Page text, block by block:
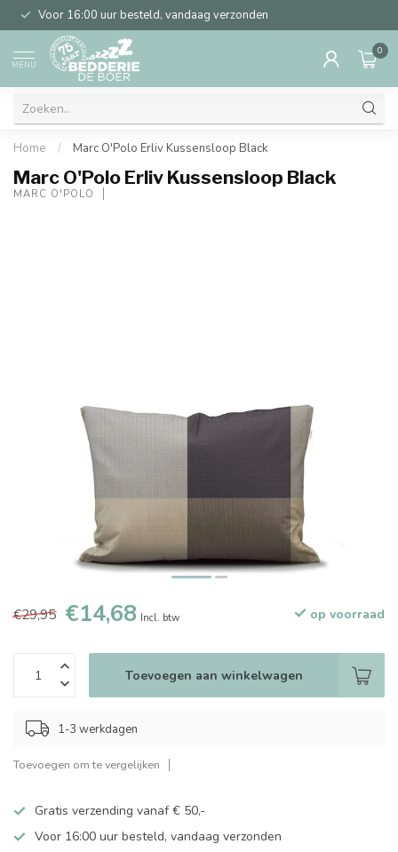
Voor 16:00 uur besteld, vandaag verzonden
MENU
0
Home / Marc O'Polo Erliv Kussensloop Black
Marc O'Polo Erliv Kussensloop Black
MARC O'POLO
€29,95 €14,68 Incl. btw op voorraad
Toevoegen aan winkelwagen
1-3 werkdagen
Toevoegen om te vergelijken
Gratis verzending vanaf € 50,-
Voor 16:00 uur besteld, vandaag verzonden